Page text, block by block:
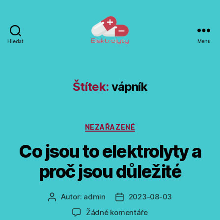
Hledat
výživy
Menu
Štítek: vápník
Rubriky
NEZAŘAZENÉ
Co jsou to elektrolyty a
proč jsou důležité
Autor
příspěvku
Autor: admin
Datum
příspěvku
2023-08-03
Žádné komentářeu